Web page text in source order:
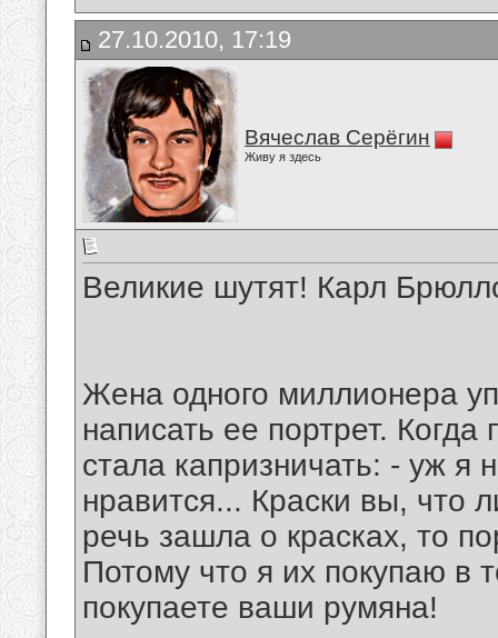
27.10.2010, 17:19
Вячеслав Серёгин
Живу я здесь
Великие шутят! Карл
Жена одного миллионера
написать ее портрет. Когда
стала капризничать: - уж я
нравится... Краски вы, что
речь зашла о красках, то
Потому что я их покупаю в
покупаете ваши румяна!